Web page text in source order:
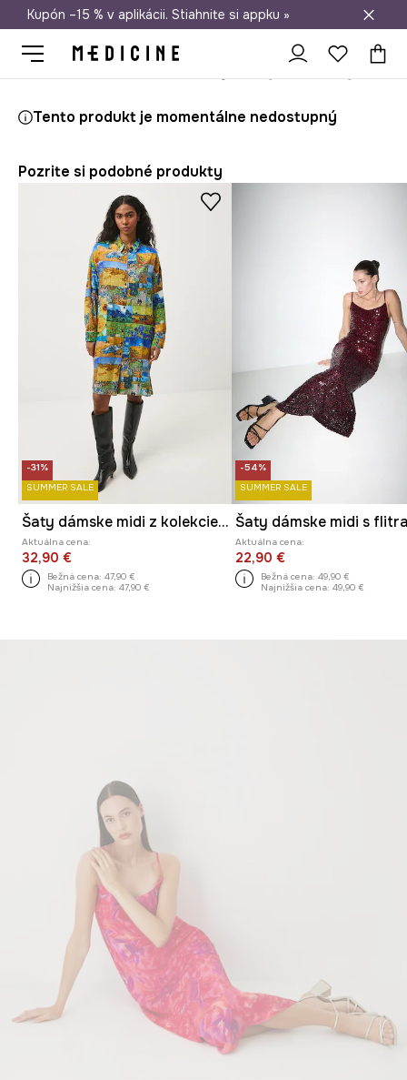
Doprava zadarmo od 50 €
Kupón –15 % v aplikácii. Stiahnite si appku »
Tento produkt je momentálne nedostupný
Pozrite si podobné produkty
-31%
SUMMER SALE
Šaty dámske midi z kolekcie Eviva L'arte
Aktuálna cena:
32,90 €
Bežná cena: 47,90 €
Najnižšia cena: 47,90 €
-54%
SUMMER SALE
Šaty dámske midi s
Aktuálna cena:
22,90 €
Bežná cena: 49,90 €
Najnižšia cena: 49,90 €